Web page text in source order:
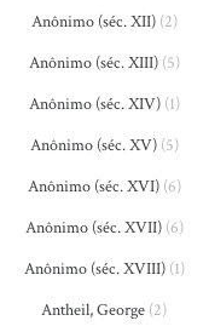
Anônimo (séc. XII)(2)
Anônimo (séc. XIII)(5)
Anônimo (séc. XIV)(1)
Anônimo (séc. XV)(5)
Anônimo (séc. XVI)(6)
Anônimo (séc. XVII)(6)
Anônimo (séc. XVIII)(1)
Antheil, George (2)